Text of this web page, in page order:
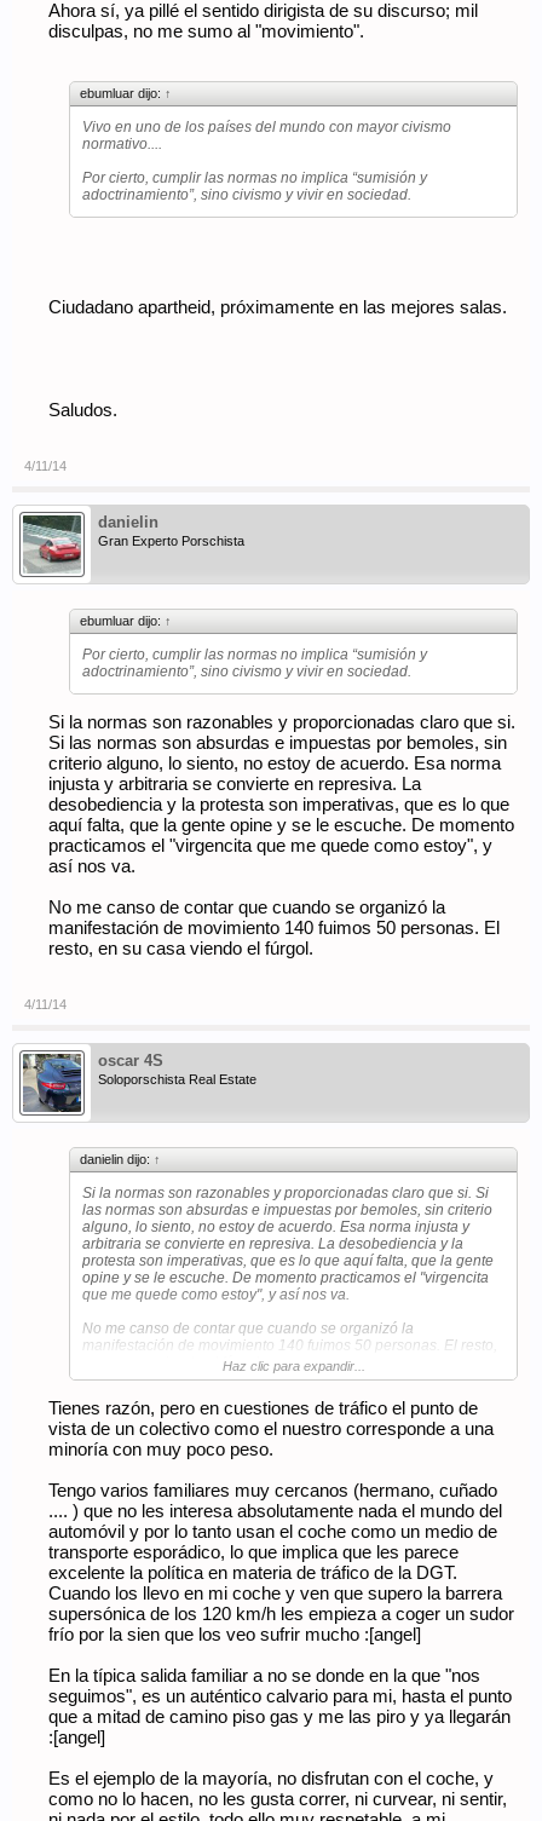
es que convivir millones de automóviles y millones de cabezas
muy diferentes llevando esos automóviles es lo que tiene. De
te quite la vida a ti o a tus familiares y seres queridos. Yo creo
que es lo que hay, y nos ha dolido (a los que nos gustan los
coches y la velocidad) que esa situación haya cambiado tanto
(sin entrar en el asunto de que se han pasado y también han
ido a recaudar, que creo que nadie lo duda aquí).
Saludos
Ahora sí, ya pillé el sentido dirigista de su discurso; mil
disculpas, no me sumo al "movimiento".
ebumluar dijo: ↑
Vivo en uno de los países del mundo con mayor civismo
normativo....
Por cierto, cumplir las normas no implica “sumisión y
adoctrinamiento”, sino civismo y vivir en sociedad.
Ciudadano apartheid, próximamente en las mejores salas.
Saludos.
4/11/14
danielin
Gran Experto Porschista
ebumluar dijo: ↑
Por cierto, cumplir las normas no implica “sumisión y
adoctrinamiento”, sino civismo y vivir en sociedad.
Si la normas son razonables y proporcionadas claro que si.
Si las normas son absurdas e impuestas por bemoles, sin
criterio alguno, lo siento, no estoy de acuerdo. Esa norma
injusta y arbitraria se convierte en represiva. La
desobediencia y la protesta son imperativas, que es lo que
aquí falta, que la gente opine y se le escuche. De momento
practicamos el "virgencita que me quede como estoy", y
así nos va.
No me canso de contar que cuando se organizó la
manifestación de movimiento 140 fuimos 50 personas. El
resto, en su casa viendo el fúrgol.
4/11/14
oscar 4S
Soloporschista Real Estate
danielin dijo: ↑
Si la normas son razonables y proporcionadas claro que si. Si
las normas son absurdas e impuestas por bemoles, sin criterio
alguno, lo siento, no estoy de acuerdo. Esa norma injusta y
arbitraria se convierte en represiva. La desobediencia y la
protesta son imperativas, que es lo que aquí falta, que la gente
opine y se le escuche. De momento practicamos el "virgencita
que me quede como estoy", y así nos va.
No me canso de contar que cuando se organizó la
manifestación de movimiento 140 fuimos 50 personas. El resto,
en su casa viendo el fúrgol.Haz clic para expandir...
Tienes razón, pero en cuestiones de tráfico el punto de
vista de un colectivo como el nuestro corresponde a una
minoría con muy poco peso.
Tengo varios familiares muy cercanos (hermano, cuñado
.... ) que no les interesa absolutamente nada el mundo del
automóvil y por lo tanto usan el coche como un medio de
transporte esporádico, lo que implica que les parece
excelente la política en materia de tráfico de la DGT.
Cuando los llevo en mi coche y ven que supero la barrera
supersónica de los 120 km/h les empieza a coger un sudor
frío por la sien que los veo sufrir mucho :[angel]
En la típica salida familiar a no se donde en la que "nos
seguimos", es un auténtico calvario para mi, hasta el punto
que a mitad de camino piso gas y me las piro y ya llegarán
:[angel]
Es el ejemplo de la mayoría, no disfrutan con el coche, y
como no lo hacen, no les gusta correr, ni curvear, ni sentir,